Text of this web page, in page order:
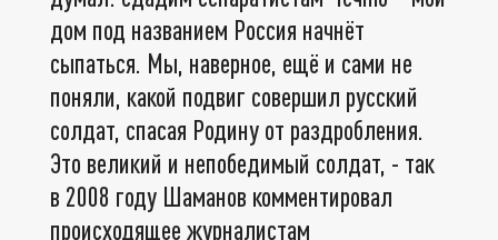
дом под названием Россия начнёт
сыпаться. Мы, наверное, ещё и сами не
поняли, какой подвиг совершил русский
солдат, спасая Родину от раздробления.
Это великий и непобедимый солдат, - так
в 2008 году Шаманов комментировал
происходящее журналистам